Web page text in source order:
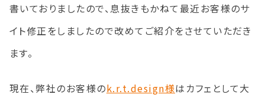
書いておりましたので、息抜きもかねて最近お客様のサ
イト修正をしましたので改めてご紹介をさせていただき
ます。
現在、弊社のお客様のk.r.t.design様はカフェとして大